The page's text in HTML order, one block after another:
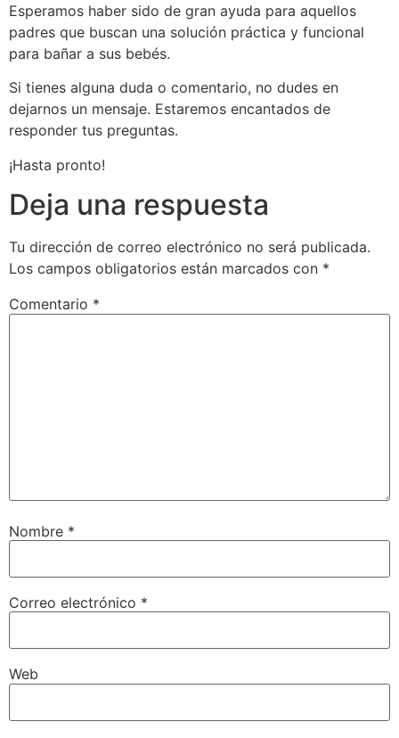
Esperamos haber sido de gran ayuda para aquellos
padres que buscan una solución práctica y funcional
para bañar a sus bebés.
Si tienes alguna duda o comentario, no dudes en
dejarnos un mensaje. Estaremos encantados de
responder tus preguntas.
¡Hasta pronto!
Deja una respuesta
Tu dirección de correo electrónico no será publicada.
Los campos obligatorios están marcados con *
Comentario *
Nombre *
Correo electrónico *
Web